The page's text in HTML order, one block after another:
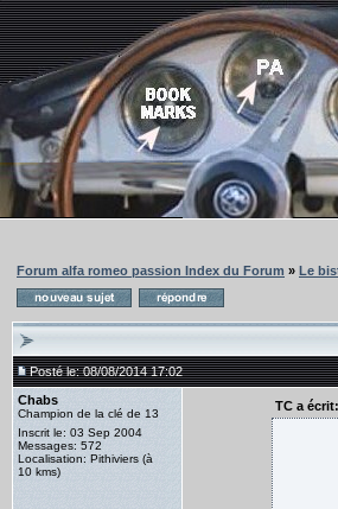
Forum alfa romeo passion Index du Forum » Le
Posté le: 08/08/2014 17:02
Chabs
Champion de la clé de 13
Inscrit le: 03 Sep 2004
Messages: 572
Localisation: Pithiviers (à
10 kms)
TC a écrit: